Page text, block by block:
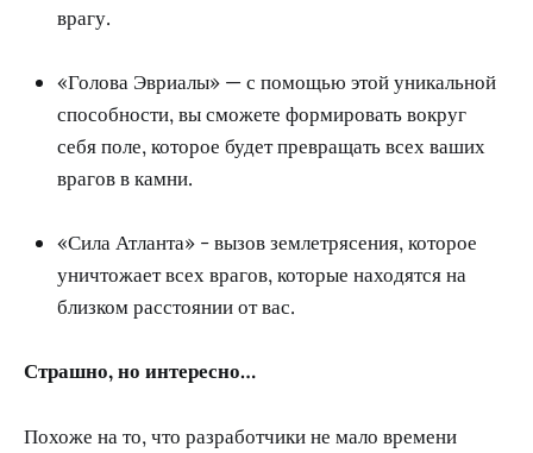
врагу.
«Голова Эвриалы» — с помощью этой уникальной
способности, вы сможете формировать вокруг
себя поле, которое будет превращать всех ваших
врагов в камни.
«Сила Атланта» - вызов землетрясения, которое
уничтожает всех врагов, которые находятся на
близком расстоянии от вас.
Страшно, но интересно…
Похоже на то, что разработчики не мало времени